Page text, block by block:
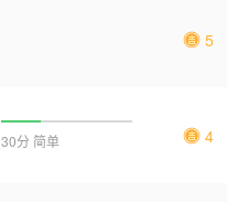
5
30分 简单 4